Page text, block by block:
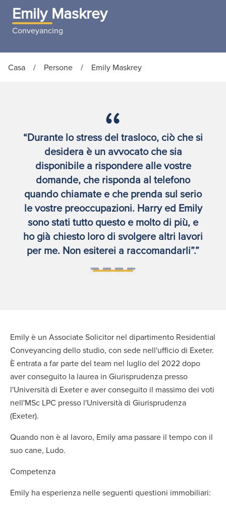
Emily Maskrey
Conveyancing
Casa / Persone / Emily Maskrey
“Durante lo stress del trasloco, ciò che si
desidera è un avvocato che sia
disponibile a rispondere alle vostre
domande, che risponda al telefono
quando chiamate e che prenda sul serio
le vostre preoccupazioni. Harry ed Emily
sono stati tutto questo e molto di più, e
ho già chiesto loro di svolgere altri lavori
per me. Non esiterei a raccomandarli”.”
Emily è un Associate Solicitor nel dipartimento Residential
Conveyancing dello studio, con sede nell'ufficio di Exeter.
È entrata a far parte del team nel luglio del 2022 dopo
aver conseguito la laurea in Giurisprudenza presso
l'Università di Exeter e aver conseguito il massimo dei voti
nell'MSc LPC presso l'Università di Giurisprudenza
(Exeter).
Quando non è al lavoro, Emily ama passare il tempo con il
suo cane, Ludo.
Competenza
Emily ha esperienza nelle seguenti questioni immobiliari: